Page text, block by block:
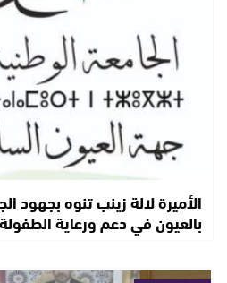
الأميرة لالة زينب تنوه بجهود
بالعيون في دعم ورعاية الطفولة